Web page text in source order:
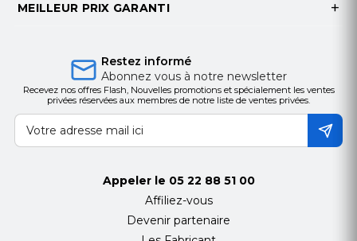
MEILLEUR PRIX GARANTI
Restez informé
Abonnez vous à notre newsletter
Recevez nos offres Flash, Nouvelles promotions et spécialement les ventes
privées réservées aux membres de notre liste de ventes privées.
Appeler le 05 22 88 51 00
Affiliez-vous
Devenir partenaire